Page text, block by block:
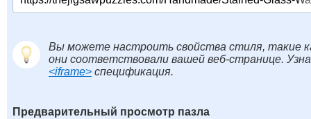
Вы можете настроить свойства стиля, такие
они соответствовали вашей веб-странице.
<iframe> спецификация.
Предварительный просмотр пазла